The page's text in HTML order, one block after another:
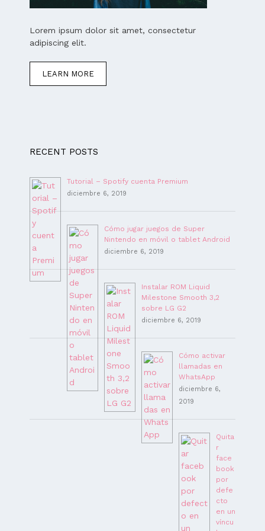
Lorem ipsum dolor sit amet, consectetur
adipiscing elit.
LEARN MORE
RECENT POSTS
Tutorial – Spotify cuenta Premium
diciembre 6, 2019
Cómo jugar juegos de Super
Nintendo en móvil o tablet Android
diciembre 6, 2019
Instalar ROM Liquid
Milestone Smooth 3,2
sobre LG G2
diciembre 6, 2019
Cómo activar
llamadas en
WhatsApp
diciembre 6,
2019
Quita
r
face
book
por
defe
cto
en un
víncu